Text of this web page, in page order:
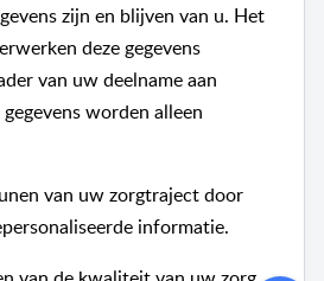
zijn en blijven van u. Het
deze gegevens
van uw deelname aan
worden alleen
van uw zorgtraject door
informatie.